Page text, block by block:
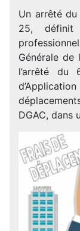
Un arrêté
25, définit
Générale de
l’arrêté du
DGAC, dans